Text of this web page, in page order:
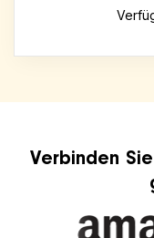
Verbinden